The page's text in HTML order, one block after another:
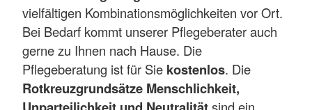
vielfältigen Kombinationsmöglichkeiten vor Ort.
Bei Bedarf kommt unserer Pflegeberater auch
gerne zu Ihnen nach Hause. Die
Pflegeberatung ist für Sie kostenlos. Die
Rotkreuzgrundsätze Menschlichkeit,
sind ein